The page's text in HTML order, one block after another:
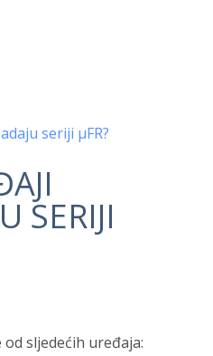
seriji μFR?
SERIJI
od sljedećih uređaja: